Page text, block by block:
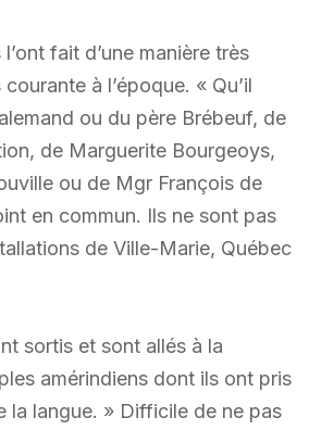
fait d’une manière très
à l’époque. « Qu’il
ou du père Brébeuf, de
de Marguerite Bourgeoys,
ou de Mgr François de
en commun. Ils ne sont pas
de Ville-Marie, Québec
sortis et sont allés à la
amérindiens dont ils ont pris
la langue. » Difficile de ne pas